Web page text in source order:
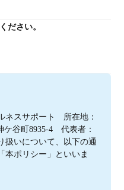
ださい。
ネスサポート　所在地：
谷町8935-4　代表者：
扱いについて、以下の通
本ポリシー」といいま